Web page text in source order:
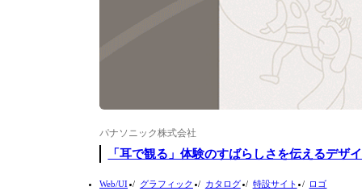
「耳で観る」体験のすばらしさを伝えるデザ
パナソニック株式会社
Web/UI グラフィック カタログ 特設サイト ロゴ